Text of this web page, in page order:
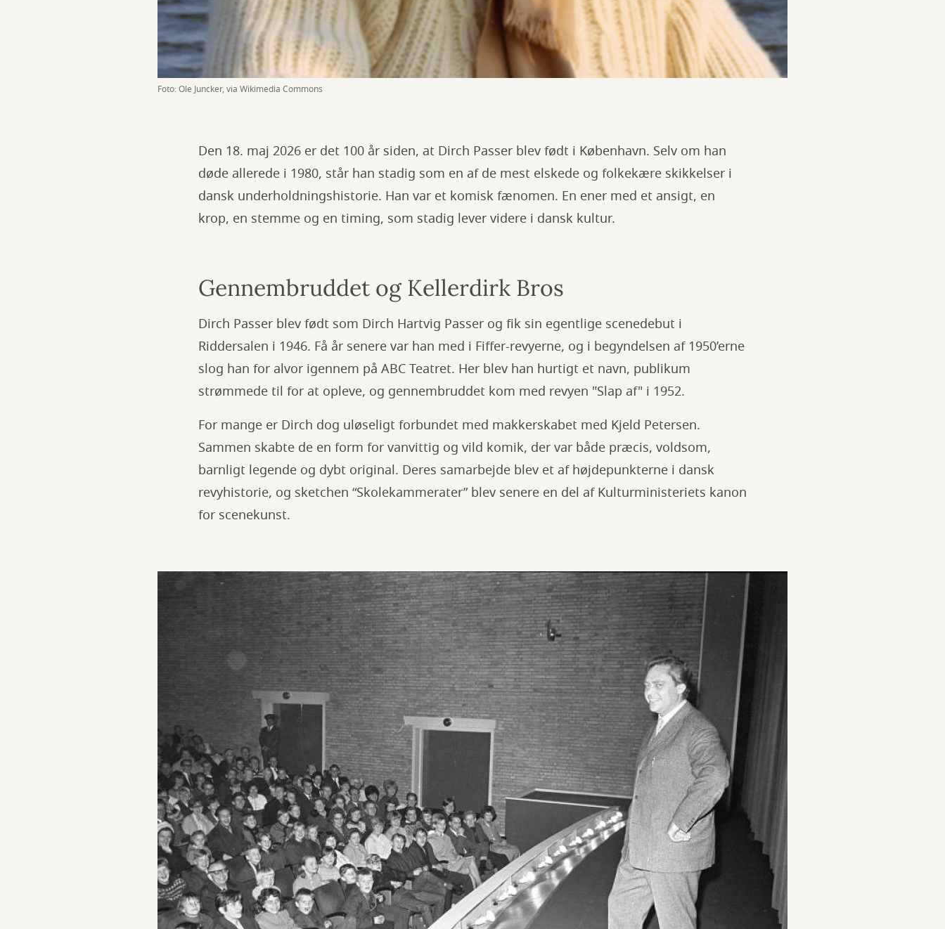
Foto: Ole Juncker, via Wikimedia Commons
Den 18. maj 2026 er det 100 år siden, at Dirch Passer blev født i København. Selv om han
døde allerede i 1980, står han stadig som en af de mest elskede og folkekære skikkelser i
dansk underholdningshistorie. Han var et komisk fænomen. En ener med et ansigt, en
krop, en stemme og en timing, som stadig lever videre i dansk kultur.
Gennembruddet og Kellerdirk Bros
Dirch Passer blev født som Dirch Hartvig Passer og fik sin egentlige scenedebut i
Riddersalen i 1946. Få år senere var han med i Fiffer-revyerne, og i begyndelsen af 1950’erne
slog han for alvor igennem på ABC Teatret. Her blev han hurtigt et navn, publikum
strømmede til for at opleve, og gennembruddet kom med revyen "Slap af" i 1952.
For mange er Dirch dog uløseligt forbundet med makkerskabet med Kjeld Petersen.
Sammen skabte de en form for vanvittig og vild komik, der var både præcis, voldsom,
barnligt legende og dybt original. Deres samarbejde blev et af højdepunkterne i dansk
revyhistorie, og sketchen “Skolekammerater” blev senere en del af Kulturministeriets kanon
for scenekunst.